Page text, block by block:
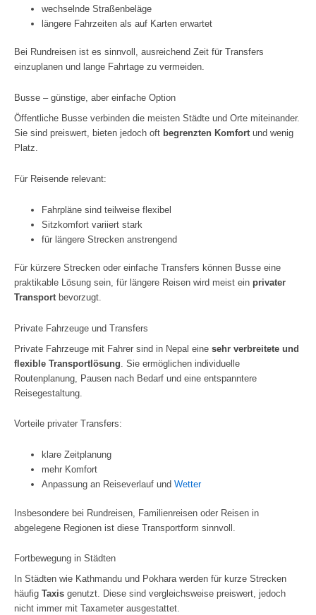
wechselnde Straßenbeläge
längere Fahrzeiten als auf Karten erwartet
Bei Rundreisen ist es sinnvoll, ausreichend Zeit für Transfers
einzuplanen und lange Fahrtage zu vermeiden.
Busse – günstige, aber einfache Option
Öffentliche Busse verbinden die meisten Städte und Orte miteinander.
Sie sind preiswert, bieten jedoch oft begrenzten Komfortund wenig
Platz.
Für Reisende relevant:
Fahrpläne sind teilweise flexibel
Sitzkomfort variiert stark
für längere Strecken anstrengend
Für kürzere Strecken oder einfache Transfers können Busse eine
praktikable Lösung sein, für längere Reisen wird meist ein privater
Transportbevorzugt.
Private Fahrzeuge und Transfers
Private Fahrzeuge mit Fahrer sind in Nepal eine sehr verbreitete und
flexible Transportlösung . Sie ermöglichen individuelle
Routenplanung, Pausen nach Bedarf und eine entspanntere
Reisegestaltung.
Vorteile privater Transfers:
klare Zeitplanung
mehr Komfort
Anpassung an Reiseverlauf und Wetter
Insbesondere bei Rundreisen, Familienreisen oder Reisen in
abgelegene Regionen ist diese Transportform sinnvoll.
Fortbewegung in Städten
In Städten wie Kathmandu und Pokhara werden für kurze Strecken
häufig Taxis genutzt. Diese sind vergleichsweise preiswert, jedoch
nicht immer mit Taxameter ausgestattet.